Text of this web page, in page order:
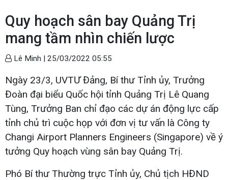
Quy hoạch sân bay Quảng Trị
mang tầm nhìn chiến lược
Lê Minh | 25/03/2022 05:55
Ngày 23/3, UVTƯ Đảng, Bí thư Tỉnh ủy, Trưởng
Đoàn đại biểu Quốc hội tỉnh Quảng Trị Lê Quang
Tùng, Trưởng Ban chỉ đạo các dự án động lực cấp
tỉnh chủ trì cuộc họp với đơn vị tư vấn là Công ty
Changi Airport Planners Engineers (Singapore) về ý
tưởng Quy hoạch vùng sân bay Quảng Trị.
Phó Bí thư Thường trực Tỉnh ủy, Chủ tịch HĐND